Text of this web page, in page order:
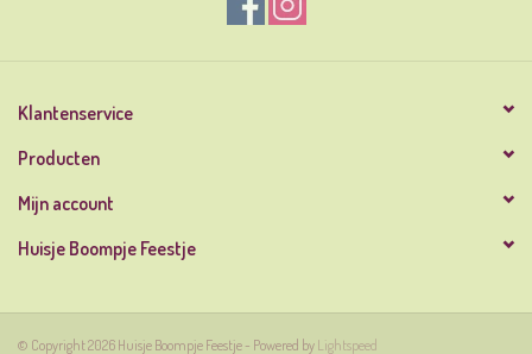
Klantenservice
Producten
Mijn account
Huisje Boompje Feestje
© Copyright 2026 Huisje Boompje Feestje - Powered by Lightspeed